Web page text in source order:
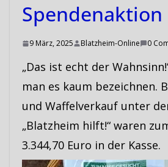
Spendenaktion
9 März, 2025 Blatzheim-Online 0
„Das ist echt der
man es kaum bezeichnen.
und Waffelverkauf unter
„Blatzheim hilft!“ waren
3.344,70 Euro in der Kasse.